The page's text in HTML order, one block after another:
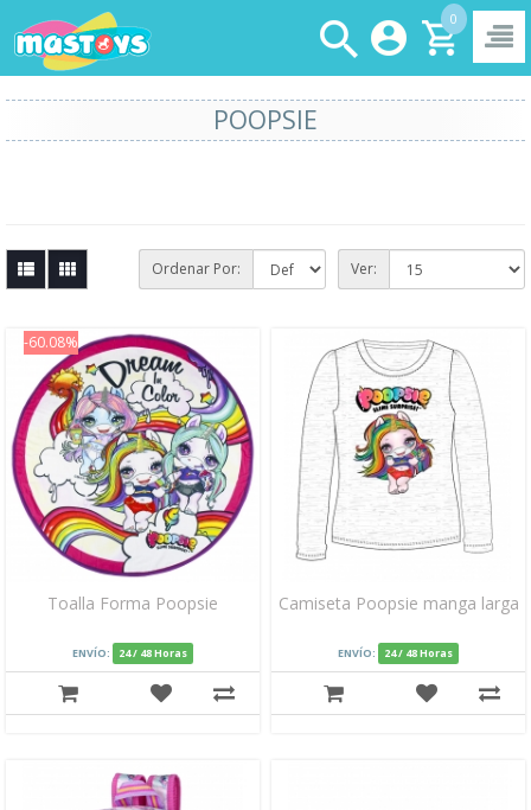
0
POOPSIE
Ordenar Por: Ver:
-60.08%
Toalla Forma Poopsie
ENVÍO: 24 / 48 Horas
Camiseta Poopsie manga larga
ENVÍO: 24 / 48 Horas